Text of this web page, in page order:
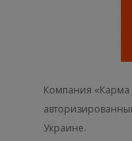
Компания
Украине.